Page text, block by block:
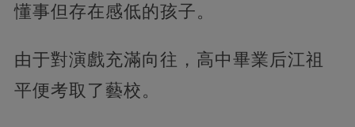
懂事但存在感低的孩子。
由于對演戲充滿向往，高中畢業后江祖
平便考取了藝校。